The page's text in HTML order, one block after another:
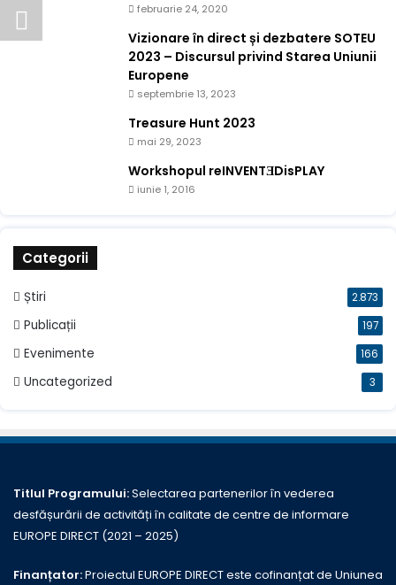
februarie 24, 2020
Vizionare în direct și dezbatere SOTEU
2023 – Discursul privind Starea Uniunii
Europene
septembrie 13, 2023
Treasure Hunt 2023
mai 29, 2023
Workshopul reINVENTƎDisPLAY
iunie 1, 2016
Categorii
Știri 2.873
Publicații 197
Evenimente 166
Uncategorized 3
Titlul Programului:Selectarea partenerilor în vederea
desfășurării de activități în calitate de centre de informare
EUROPE DIRECT (2021 – 2025)
Finanțator:Proiectul EUROPE DIRECT este cofinanțat de Uniunea